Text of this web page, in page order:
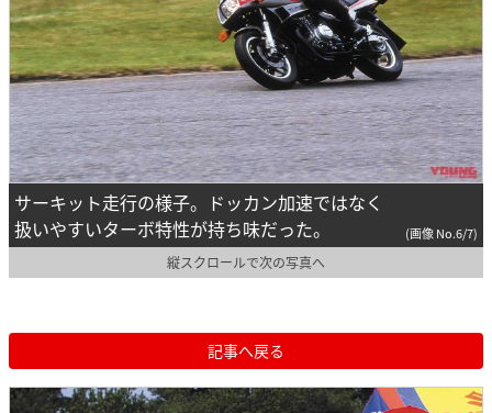
サーキット走行の様子。ドッカン加速ではなく
扱いやすいターボ特性が持ち味だった。
(画像 No.6/7)
縦スクロールで次の写真へ
記事へ戻る